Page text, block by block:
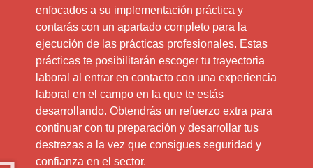
enfocados a su implementación práctica y
contarás con un apartado completo para la
ejecución de las prácticas profesionales. Estas
prácticas te posibilitarán escoger tu trayectoria
laboral al entrar en contacto con una experiencia
laboral en el campo en la que te estás
desarrollando. Obtendrás un refuerzo extra para
continuar con tu preparación y desarrollar tus
destrezas a la vez que consigues seguridad y
confianza en el sector.